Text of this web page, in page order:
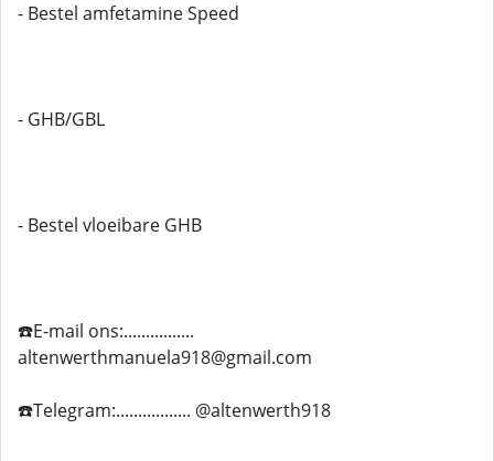
- Bestel amfetamine Speed
- GHB/GBL
- Bestel vloeibare GHB
☎️E-mail ons:................
altenwerthmanuela918@gmail.com
☎️Telegram:................. @altenwerth918